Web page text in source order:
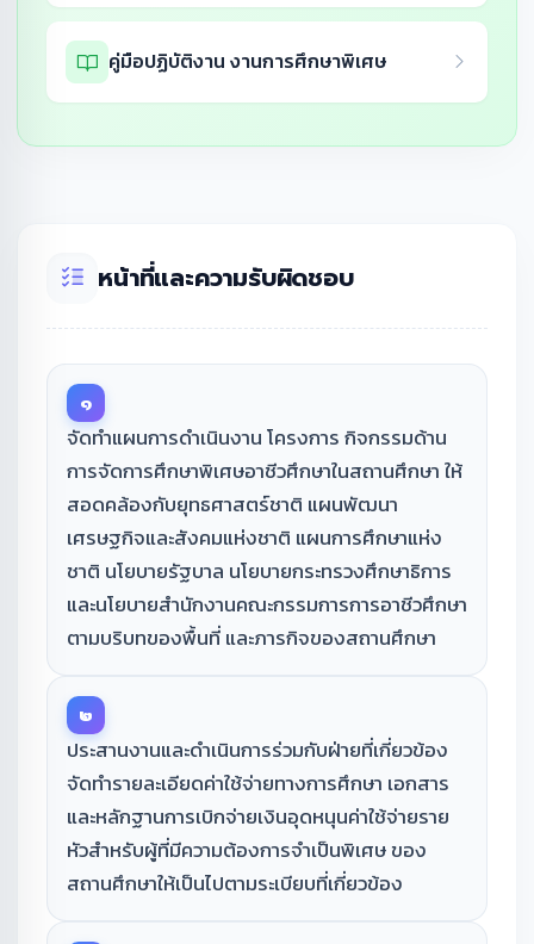
คู่มือปฏิบัติงาน งานการศึกษาพิเศษ
หน้าที่และความรับผิดชอบ
๑
จัดทำแผนการดําเนินงาน โครงการ กิจกรรมด้าน
การจัดการศึกษาพิเศษอาชีวศึกษาในสถานศึกษา ให้
สอดคล้องกับยุทธศาสตร์ชาติ แผนพัฒนา
เศรษฐกิจและสังคมแห่งชาติ แผนการศึกษาแห่ง
ชาติ นโยบายรัฐบาล นโยบายกระทรวงศึกษาธิการ
และนโยบายสำนักงานคณะกรรมการการอาชีวศึกษา
ตามบริบทของพื้นที่ และภารกิจของสถานศึกษา
๒
ประสานงานและดำเนินการร่วมกับฝ่ายที่เกี่ยวข้อง
จัดทำรายละเอียดค่าใช้จ่ายทางการศึกษา เอกสาร
และหลักฐานการเบิกจ่ายเงินอุดหนุนค่าใช้จ่ายราย
หัวสำหรับผู้ที่มีความต้องการจําเป็นพิเศษ ของ
สถานศึกษาให้เป็นไปตามระเบียบที่เกี่ยวข้อง